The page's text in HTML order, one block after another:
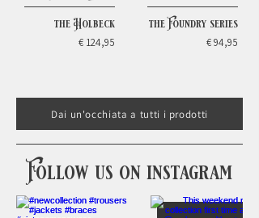
the Holbeck
€ 124,95
the Foundry series
€ 94,95
Dai un'occhiata a tutti i prodotti
Follow us on instagram